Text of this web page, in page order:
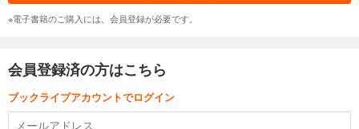
※電子書籍のご購入には、会員登録が必要です。
会員登録済の方はこちら
ブックライブアカウントでログイン